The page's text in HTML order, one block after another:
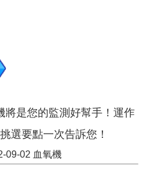
將是您的監測好幫手！運作
選要點一次告訴您！
09-02 血氧機